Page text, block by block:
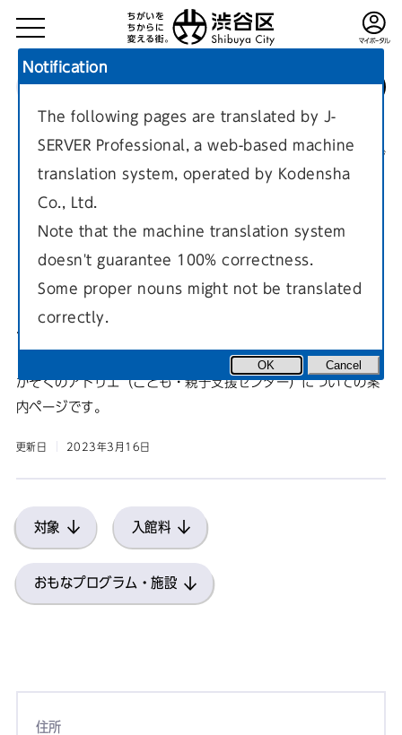
現在のページ
かぞくのアトリエ（こども・親
子支援センター）
かぞくのアトリエ（こども・親子支援センター）についての案
内ページです。
更新日 2023年3月16日
対象 入館料
おもなプログラム・施設
住所
Notification
The following pages are translated by J-
SERVER Professional, a web-based machine
translation system, operated by Kodensha
Co., Ltd.
Note that the machine translation system
doesn't guarantee 100% correctness.
Some proper nouns might not be translated
correctly.
OK Cancel